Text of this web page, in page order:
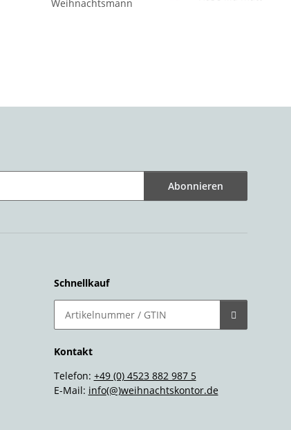
Abonnieren
Schnellkauf
Kontakt
Telefon: +49 (0) 4523 882 987 5
E-Mail: info(@)weihnachtskontor.de